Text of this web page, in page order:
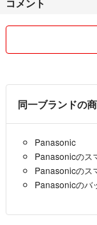
万が一、商品にご
連絡ください。可
皆様との素敵なご
どうぞよろしくお
同一ブランドの
Panasonic
Panasonicのス
Panasonicのス
Panasonicのバ